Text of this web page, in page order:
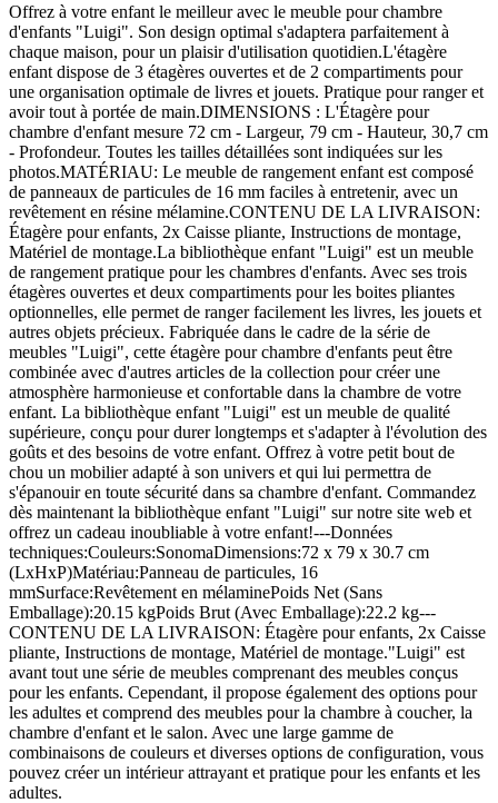
Offrez à votre enfant le meilleur avec le meuble pour chambre
d'enfants "Luigi". Son design optimal s'adaptera parfaitement à
chaque maison, pour un plaisir d'utilisation quotidien.L'étagère
enfant dispose de 3 étagères ouvertes et de 2 compartiments pour
une organisation optimale de livres et jouets. Pratique pour ranger et
avoir tout à portée de main.DIMENSIONS : L'Étagère pour
chambre d'enfant mesure 72 cm - Largeur, 79 cm - Hauteur, 30,7 cm
- Profondeur. Toutes les tailles détaillées sont indiquées sur les
photos.MATÉRIAU: Le meuble de rangement enfant est composé
de panneaux de particules de 16 mm faciles à entretenir, avec un
revêtement en résine mélamine.CONTENU DE LA LIVRAISON:
Étagère pour enfants, 2x Caisse pliante, Instructions de montage,
Matériel de montage.La bibliothèque enfant "Luigi" est un meuble
de rangement pratique pour les chambres d'enfants. Avec ses trois
étagères ouvertes et deux compartiments pour les boites pliantes
optionnelles, elle permet de ranger facilement les livres, les jouets et
autres objets précieux. Fabriquée dans le cadre de la série de
meubles "Luigi", cette étagère pour chambre d'enfants peut être
combinée avec d'autres articles de la collection pour créer une
atmosphère harmonieuse et confortable dans la chambre de votre
enfant. La bibliothèque enfant "Luigi" est un meuble de qualité
supérieure, conçu pour durer longtemps et s'adapter à l'évolution des
goûts et des besoins de votre enfant. Offrez à votre petit bout de
chou un mobilier adapté à son univers et qui lui permettra de
s'épanouir en toute sécurité dans sa chambre d'enfant. Commandez
dès maintenant la bibliothèque enfant "Luigi" sur notre site web et
offrez un cadeau inoubliable à votre enfant!---Données
techniques:Couleurs:SonomaDimensions:72 x 79 x 30.7 cm
(LxHxP)Matériau:Panneau de particules, 16
mmSurface:Revêtement en mélaminePoids Net (Sans
Emballage):20.15 kgPoids Brut (Avec Emballage):22.2 kg---
CONTENU DE LA LIVRAISON: Étagère pour enfants, 2x Caisse
pliante, Instructions de montage, Matériel de montage."Luigi" est
avant tout une série de meubles comprenant des meubles conçus
pour les enfants. Cependant, il propose également des options pour
les adultes et comprend des meubles pour la chambre à coucher, la
chambre d'enfant et le salon. Avec une large gamme de
combinaisons de couleurs et diverses options de configuration, vous
pouvez créer un intérieur attrayant et pratique pour les enfants et les
adultes.